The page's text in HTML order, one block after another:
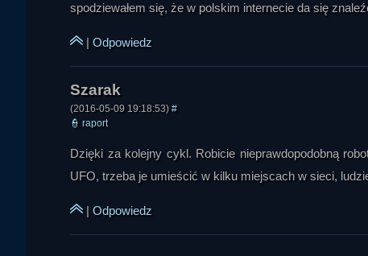
Kolejne pytanie dotyczyło stwierdzenia, że UFO „ewoluuje”.
oddziaływania na ludzi, w tym przechodzenie od
międzywymiarowych. W tym ujęciu UFO nie jest czymś
myślenia obserwatorów. Przywoływano tu też poglądy Johna
Na końcu pojawiło się pytanie o to, jak polscy autorzy science
Stanisława Lema jako autora dystansującego się od ufologii
spodziewałem się, że w polskim internecie da się
| Odpowiedz
(2016-05-09 19:18:53) #
👮 raport
Dzięki za kolejny cykl. Robicie nieprawdopodobną
UFO, trzeba je umieścić w kilku miejscach w sieci,
| Odpowiedz